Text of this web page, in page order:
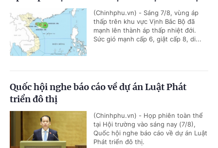
(Chinhphu.vn) - Sáng 7/8, vùng áp
thấp trên khu vực Vịnh Bắc Bộ đã
mạnh lên thành áp thấp nhiệt đới.
Sức gió mạnh cấp 6, giật cấp 8, di...
Quốc hội nghe báo cáo về dự án Luật Phát
triển đô thị
(Chinhphu.vn) - Họp phiên toàn thể
tại Hội trường vào sáng nay (7/8),
Quốc hội nghe báo cáo về dự án Luật
Phát triển đô thị.